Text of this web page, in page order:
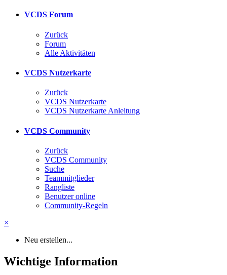
VCDS Forum
Zurück
Forum
Alle Aktivitäten
VCDS Nutzerkarte
Zurück
VCDS Nutzerkarte
VCDS Nutzerkarte Anleitung
VCDS Community
Zurück
VCDS Community
Suche
Teammitglieder
Rangliste
Benutzer online
Community-Regeln
×
Neu erstellen...
Wichtige Information